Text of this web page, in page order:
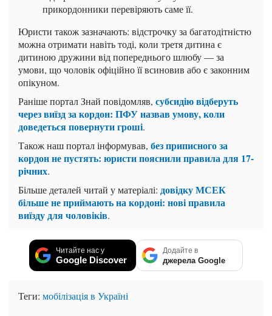
прикордонники перевіряють саме її.
Юристи також зазначають: відстрочку за багатодітністю
можна отримати навіть тоді, коли третя дитина є
дитиною дружини від попереднього шлюбу — за
умови, що чоловік офіційно її всиновив або є законним
опікуном.
Раніше портал Знай повідомляв, субсидію відберуть
через виїзд за кордон: ПФУ назвав умову, коли
доведеться повернути гроші.
Також наш портал інформував, без приписного за
кордон не пустять: юристи пояснили правила для 17-
річних.
Більше деталей читай у матеріалі: довідку МСЕК
більше не приймають на кордоні: нові правила
виїзду для чоловіків.
Читайте нас у
Google Discover
Додайте в
джерела Google
Теги: мобілізація в Україні